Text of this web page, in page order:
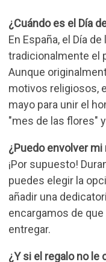
¿Cuándo es el Día
En España, el Día
tradicionalmente el
Aunque
motivos religiosos,
mayo para unir el
"mes de las flores"
¿Puedo envolver mi
¡Por supuesto!
puedes elegir la
añadir una
encargamos de
entregar.
¿Y si el regalo no le